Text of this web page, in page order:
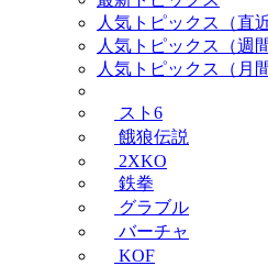
人気トピックス（直近
人気トピックス（週間
人気トピックス（月間
スト6
餓狼伝説
2XKO
鉄拳
グラブル
バーチャ
KOF